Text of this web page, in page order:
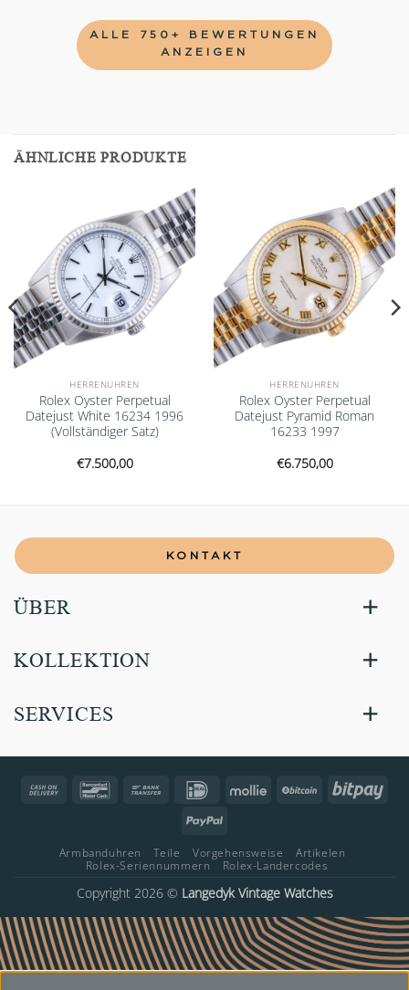
ALLE 750+ BEWERTUNGEN
ANZEIGEN
ÄHNLICHE PRODUKTE
Add to
wishlist
HERRENUHREN
Rolex Oyster Perpetual
Datejust White 16234 1996
(Vollständiger Satz)
€7.500,00
Add to
wishlist
HERRENUHREN
Rolex Oyster Perpetual
Datejust Pyramid Roman
16233 1997
€6.750,00
KONTAKT
ÜBER
KOLLEKTION
SERVICES
Cash
Bancontact Bank
IDeal Mollie BitCoin
PayPal
Armbanduhren Teile Vorgehensweise
Artikelen
Rolex-Seriennummern
Rolex-Landercodes
Copyright 2026 © Langedyk Vintage Watches